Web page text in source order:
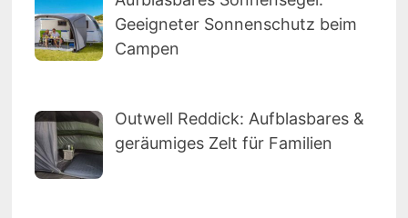
Geeigneter Sonnenschutz beim
Campen
Outwell Reddick: Aufblasbares &
geräumiges Zelt für Familien